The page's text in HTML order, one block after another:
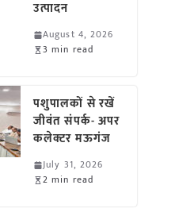
उत्पादन
August 4, 2026
3 min read
पशुपालकों से रखें
जीवंत संपर्क- अपर
कलेक्टर मऊगंज
July 31, 2026
2 min read